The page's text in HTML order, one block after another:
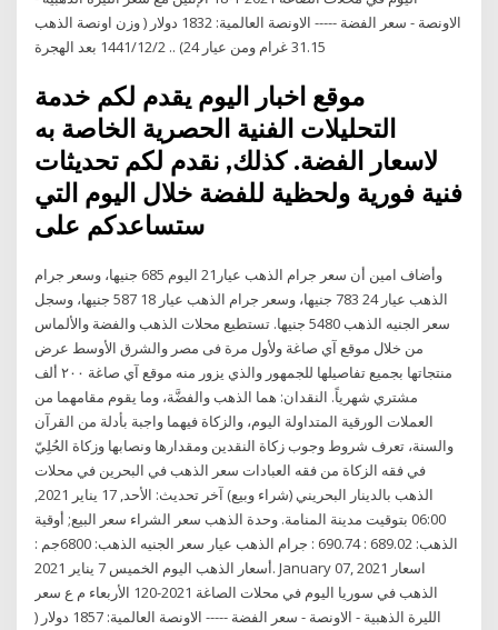
الاونصة - سعر الفضة ----- الاونصة العالمية: 1832 دولار ( وزن اونصة الذهب
31.15 غرام ومن عيار 24) .. 2‏‏/12‏‏/1441 بعد الهجرة
موقع اخبار اليوم يقدم لكم خدمة
التحليلات الفنية الحصرية الخاصة به
لاسعار الفضة. كذلك, نقدم لكم تحديثات
فنية فورية ولحظية للفضة خلال اليوم التي
وأضاف امين أن سعر جرام الذهب عيار21 اليوم 685 جنيها، وسعر جرام
الذهب عيار 24 783 جنيها، وسعر جرام الذهب عيار 18 587 جنيها، وسجل
سعر الجنيه الذهب 5480 جنيها. تستطيع محلات الذهب والفضة والألماس
من خلال موقع آي صاغة ولأول مرة فى مصر والشرق الأوسط عرض
منتجاتها بجميع تفاصيلها للجمهور والذي يزور منه موقع آي صاغة ٢٠٠ ألف
مشتري شهرياً. النقدان: هما الذهب والفضَّة، وما يقوم مقامهما من
العملات الورقية المتداولة اليوم، والزكاة فيهما واجبة بأدلة من القرآن
والسنة، تعرف شروط وجوب زكاة النقدين ومقدارها ونصابها وزكاة الحُلِيّ
في فقه الزكاة من فقه العبادات سعر الذهب في البحرين في محلات
الذهب بالدينار البحريني (شراء وبيع) آخر تحديث: الأحد, 17 يناير 2021,
06:00 بتوقيت مدينة المنامة. وحدة الذهب سعر الشراء سعر البيع; أوقية
الذهب: 689.02 : 690.74 : جرام الذهب عيار سعر الجنيه الذهب: 6800جم :
أسعار الذهب اليوم الخميس 7 يناير 2021. January 07, 2021 اسعار
الذهب في سوريا اليوم في محلات الصاغة 2021-120 الأربعاء م ع سعر
الليرة الذهبية - الاونصة - سعر الفضة ----- الاونصة العالمية: 1857 دولار (